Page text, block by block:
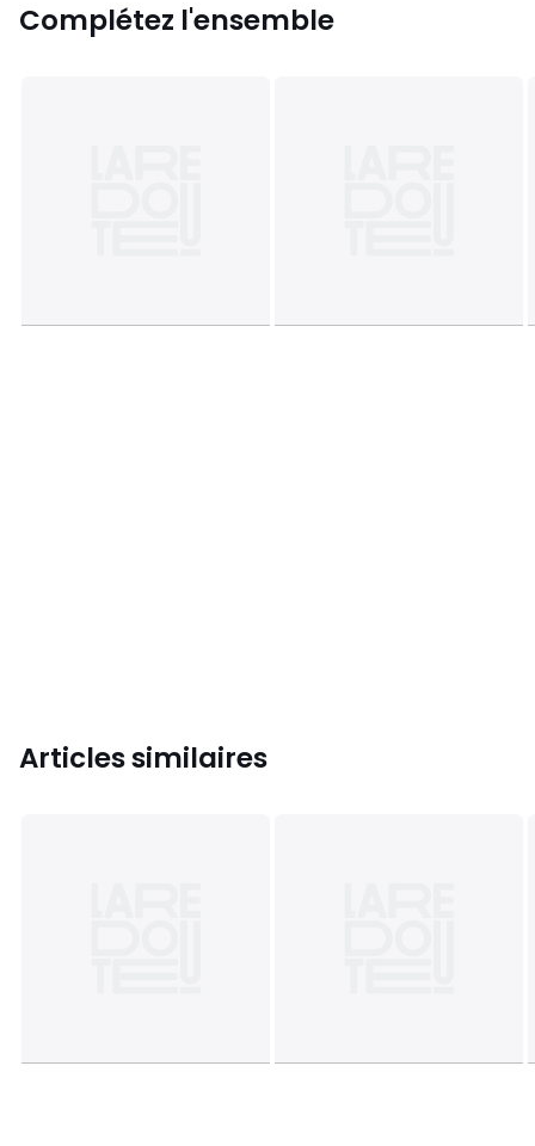
Complétez l'ensemble
Articles similaires